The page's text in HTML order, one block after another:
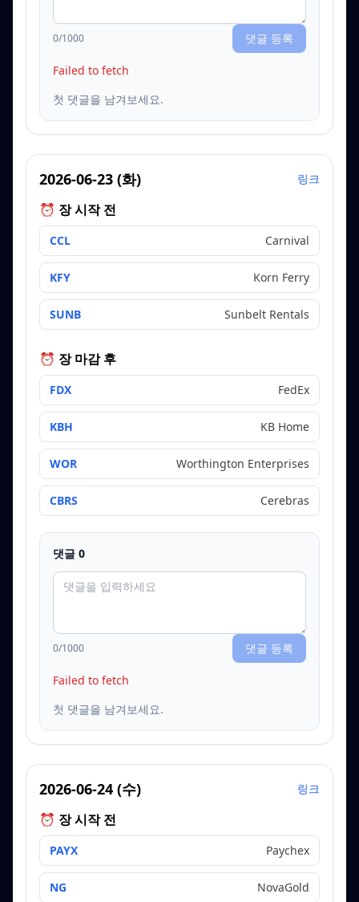
0/1000 댓글 등록
Failed to fetch
첫 댓글을 남겨보세요.
2026-06-23 (화) 링크
⏰ 장 시작 전
CCL Carnival
KFY Korn Ferry
SUNB Sunbelt Rentals
⏰ 장 마감 후
FDX FedEx
KBH KB Home
WOR Worthington Enterprises
CBRS Cerebras
댓글 0
0/1000 댓글 등록
Failed to fetch
첫 댓글을 남겨보세요.
2026-06-24 (수) 링크
⏰ 장 시작 전
PAYX Paychex
NG NovaGold